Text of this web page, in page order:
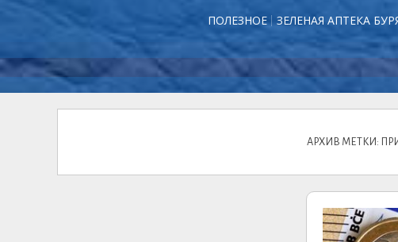
ПОЛЕЗНОЕ ЗЕЛЕНАЯ АПТЕКА
АРХИВ МЕТКИ: